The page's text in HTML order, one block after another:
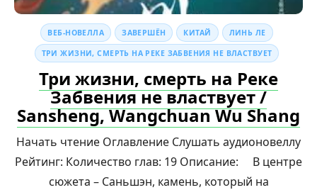
ВЕБ-НОВЕЛЛА ЗАВЕРШЁН КИТАЙ ЛИНЬ ЛЕ
ТРИ ЖИЗНИ, СМЕРТЬ НА РЕКЕ ЗАБВЕНИЯ НЕ ВЛАСТВУЕТ
Три жизни, смерть на Реке
Забвения не властвует /
Sansheng, Wangchuan Wu Shang
Начать чтение Оглавление Слушать аудионовеллу
Рейтинг: Количество глав: 19 Описание: В центре
сюжета – Саньшэн, камень, который на